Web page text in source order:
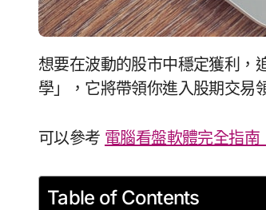
想要在波動的股市中穩定獲利，追求比股票交易更高的報酬嗎？那麼，你不能錯過「個股期貨教
學」，它將帶領你進入股期交易
可以參考 電腦看盤軟體完全指
Table of Contents